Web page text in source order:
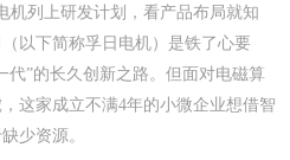
机列上研发计划，看产品布局就知
以下简称孚日电机）是铁了心要
代”的长久创新之路。但面对电磁算
这家成立不满4年的小微企业想借智
少资源。